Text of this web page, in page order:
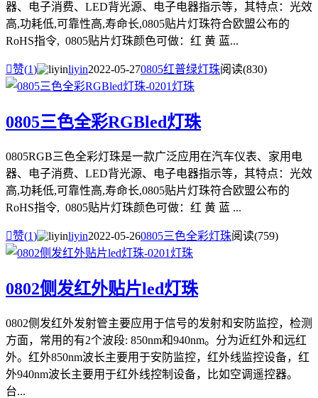
器、电子消费、LED背光源、电子电器指示等，其特点：光效
高,功耗低,可靠性高,寿命长,0805贴片灯珠符合欧盟公布的
RoHS指令, 0805贴片灯珠颜色可做：红 黄 蓝...
赞(1) liyin2022-05-270805红普绿灯珠阅读(830)
0805三色全彩RGBled灯珠
0805RGB三色全彩灯珠是一款广泛应用在汽车仪表、家用电
器、电子消费、LED背光源、电子电器指示等，其特点：光效
高,功耗低,可靠性高,寿命长,0805贴片灯珠符合欧盟公布的
RoHS指令, 0805贴片灯珠颜色可做：红 黄 蓝 ...
赞(1) liyin2022-05-260805三色全彩灯珠阅读(759)
0802侧发红外贴片led灯珠
0802侧发红外发射管主要应用于信号的发射和安防监控，检测
方面，常用的有2个波段: 850nm和940nm。分为近红外和远红
外。红外850nm波长主要用于安防监控，红外线监控设备，红
外940nm波长主要用于红外线控制设备，比如空调遥控器。
台...